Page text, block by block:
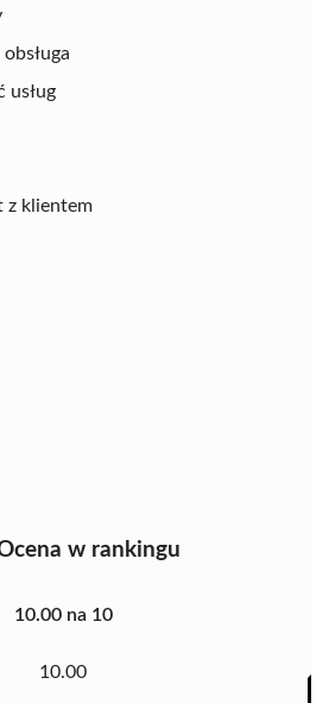
usług
z klientem
w rankingu
10.00 na 10
10.00